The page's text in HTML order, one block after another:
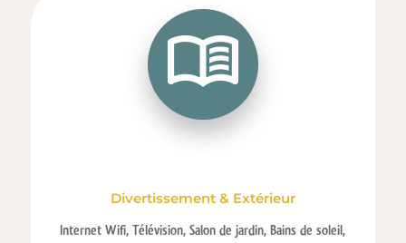
Divertissement & Extérieur
Internet Wifi, Télévision, Salon de jardin, Bains de soleil,